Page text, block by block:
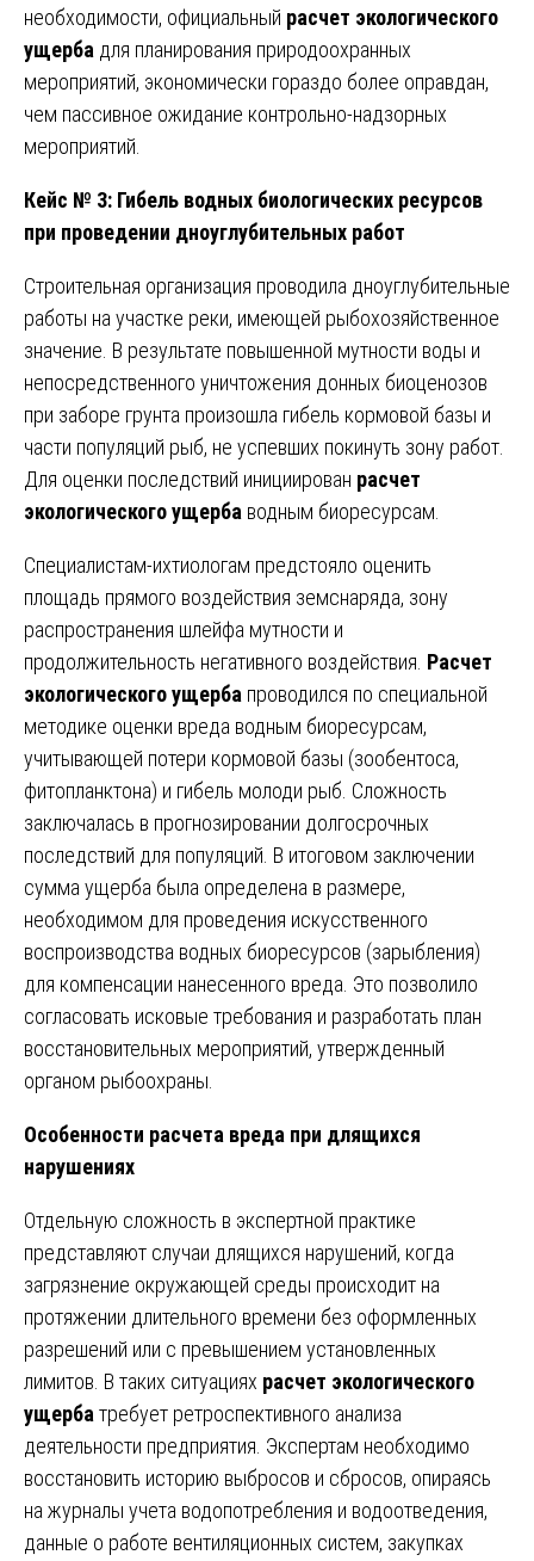
необходимости, официальный расчет экологического
ущерба для планирования природоохранных
мероприятий, экономически гораздо более оправдан,
чем пассивное ожидание контрольно-надзорных
мероприятий.
Кейс № 3: Гибель водных биологических ресурсов
при проведении дноуглубительных работ
Строительная организация проводила дноуглубительные
работы на участке реки, имеющей рыбохозяйственное
значение. В результате повышенной мутности воды и
непосредственного уничтожения донных биоценозов
при заборе грунта произошла гибель кормовой базы и
части популяций рыб, не успевших покинуть зону работ.
Для оценки последствий инициирован расчет
экологического ущерба водным биоресурсам.
Специалистам-ихтиологам предстояло оценить
площадь прямого воздействия земснаряда, зону
распространения шлейфа мутности и
продолжительность негативного воздействия. Расчет
экологического ущерба проводился по специальной
методике оценки вреда водным биоресурсам,
учитывающей потери кормовой базы (зообентоса,
фитопланктона) и гибель молоди рыб. Сложность
заключалась в прогнозировании долгосрочных
последствий для популяций. В итоговом заключении
сумма ущерба была определена в размере,
необходимом для проведения искусственного
воспроизводства водных биоресурсов (зарыбления)
для компенсации нанесенного вреда. Это позволило
согласовать исковые требования и разработать план
восстановительных мероприятий, утвержденный
органом рыбоохраны.
Особенности расчета вреда при длящихся
нарушениях
Отдельную сложность в экспертной практике
представляют случаи длящихся нарушений, когда
загрязнение окружающей среды происходит на
протяжении длительного времени без оформленных
разрешений или с превышением установленных
лимитов. В таких ситуациях расчет экологического
ущербатребует ретроспективного анализа
деятельности предприятия. Экспертам необходимо
восстановить историю выбросов и сбросов, опираясь
на журналы учета водопотребления и водоотведения,
данные о работе вентиляционных систем, закупках